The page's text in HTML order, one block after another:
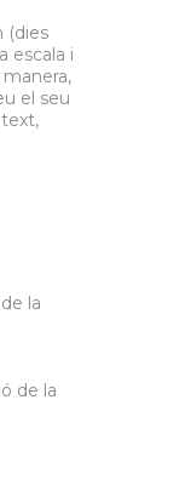
(dies
escala i
el seu
la
de la